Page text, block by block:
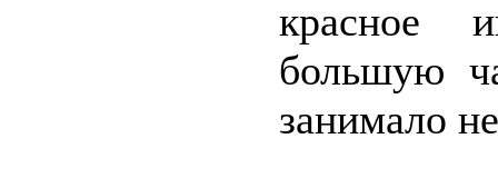
красное
большую
занимало